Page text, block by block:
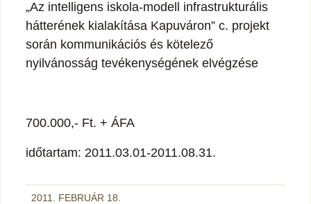
„Az intelligens iskola-modell infrastrukturális
hátterének kialakítása Kapuváron” c. projekt
során kommunikációs és kötelező
nyilvánosság tevékenységének elvégzése
700.000,- Ft. + ÁFA
időtartam: 2011.03.01-2011.08.31.
2011. FEBRUÁR 18.